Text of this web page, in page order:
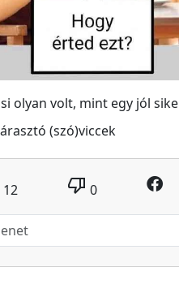
olyan volt, mint egy jól
(szó)viccek
12 thumb_down 0